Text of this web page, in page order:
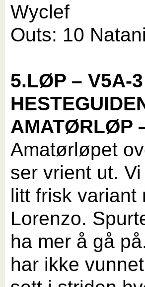
Wyclef
Outs: 10
5.LØP – V5A-
AMATØRLØP
Amatørløpet
ser vrient ut.
litt frisk variant
Lorenzo.
ha mer å gå
har ikke